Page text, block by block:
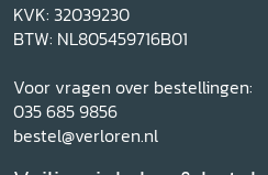
KVK: 32039230
BTW: NL805459716B01
Voor vragen over bestellingen:
035 685 9856
bestel@verloren.nl